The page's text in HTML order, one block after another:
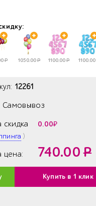
Р 1050.00Р 1100.00Р 1100.00
12261
Самовывоз
скидка 0.00₽
)
цена: 740.00 Р
Купить в 1 клик